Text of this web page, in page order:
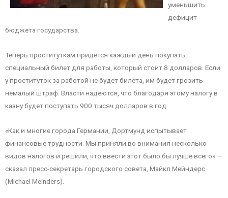
уменьшить
дефицит
бюджета государства.
Теперь проституткам придётся каждый день покупать
специальный билет для работы, который стоит 8 долларов. Если
у проституток за работой не будет билета, им будет грозить
немалый штраф. Власти надеются, что благодаря этому налогу в
казну будет поступать 900 тысяч долларов в год.
«Как и многие города Германии, Дортмунд испытывает
финансовые трудности. Мы приняли во внимания несколько
видов налогов и решили, что ввести этот было бы лучше всего» —
сказал пресс-секретарь городского совета, Майкл Мейндерс
(Michael Meinders).